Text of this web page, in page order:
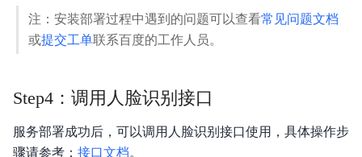
注：安装部署过程中遇到的问题可以查看常见问题文档
或提交工单联系百度的工作人员。
Step4：调用人脸识别接口
服务部署成功后，可以调用人脸识别接口使用，具体操作步
骤请参考： 接口文档。